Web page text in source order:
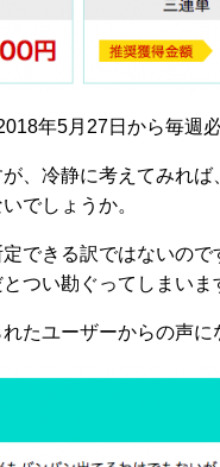
年5月27日から毎週
、冷静に考えてみれば
でしょうか。
できる訳ではないの
つい勘ぐってしまいま
たユーザーからの声に